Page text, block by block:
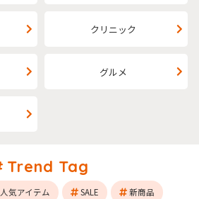
クリニック
グルメ
Trend Tag
人気アイテム SALE 新商品